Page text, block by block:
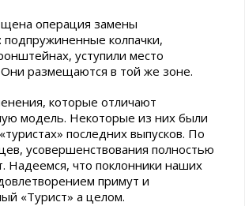
операция замены
колпачки,
уступили место
размещаются в той же зоне.
которые отличают
модель. Некоторые из них были
последних выпусков. По
усовершенствования полностью
Надеемся, что поклонники наших
примут и
«Турист» а целом.